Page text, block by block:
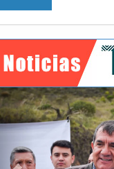
Previous